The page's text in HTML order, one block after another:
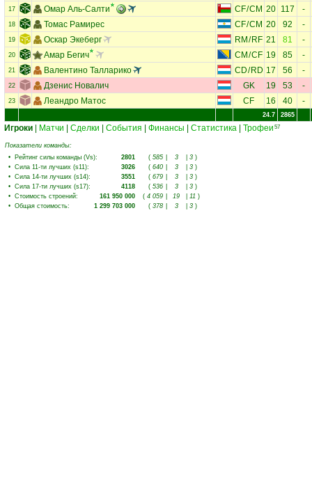
17 Омар Аль-Салти CF/CM 20 117 -
18 Томас Рамирес CF/CM 20 92 -
19 Оскар Экеберг RM / RF 21 81 -
20 Амар Бегич CM /CF 19 85 -
21 Валентино Талларико CD/RD 17 56 -
22 Дзенис Новалич GK 19 53 -
23 Леандро Матос CF 16 40 -
24.7 2865
Игроки Матчи Сделки События Финансы Статистика Трофеи 57
Показатели команды:
• Рейтинг силы команды (Vs): 2801 ( 585 3 3 )
• Сила 11-ти лучших (s11): 3026 ( 640 3 3 )
• Сила 14-ти лучших (s14): 3551 ( 679 3 3 )
• Сила 17-ти лучших (s17): 4118 ( 536 3 3 )
• Стоимость строений: 161 950 000 ( 4 059 19 11 )
• Общая стоимость: 1 299 703 000 ( 378 3 3 )